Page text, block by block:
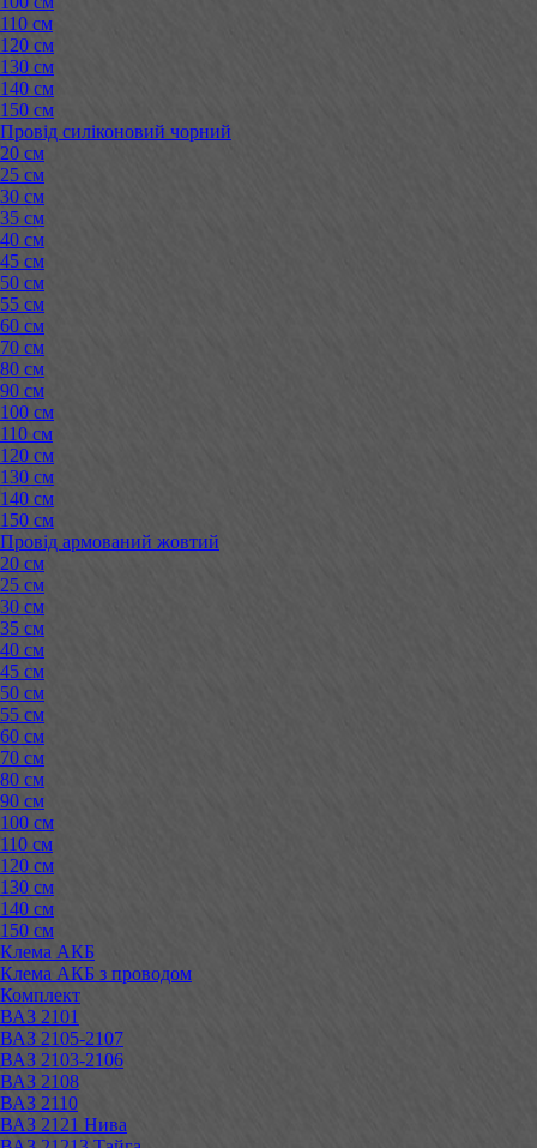
110 см
120 см
130 см
140 см
150 см
Провід силіконовий чорний
20 см
25 см
30 см
35 см
40 см
45 см
50 см
55 см
60 см
70 см
80 см
90 см
100 см
110 см
120 см
130 см
140 см
150 см
Провід армований жовтий
20 см
25 см
30 см
35 см
40 см
45 см
50 см
55 см
60 см
70 см
80 см
90 см
100 см
110 см
120 см
130 см
140 см
150 см
Клема АКБ
Клема АКБ з проводом
Комплект
ВАЗ 2101
ВАЗ 2105-2107
ВАЗ 2103-2106
ВАЗ 2108
ВАЗ 2110
ВАЗ 2121 Нива